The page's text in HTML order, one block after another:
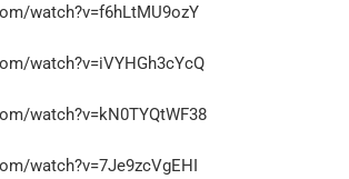
watch?v=f6hLtMU9ozY
watch?v=iVYHGh3cYcQ
watch?v=kN0TYQtWF38
watch?v=7Je9zcVgEHI